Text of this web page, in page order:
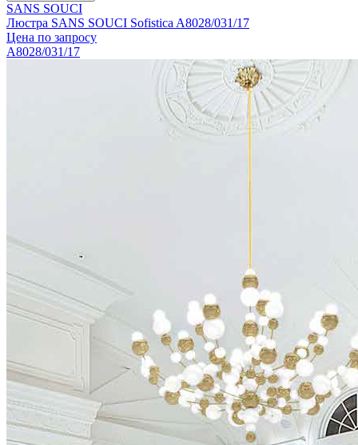
SANS SOUCI
Люстра SANS SOUCI Sofistica A8028/031/17
Цена по запросу
A8028/031/17